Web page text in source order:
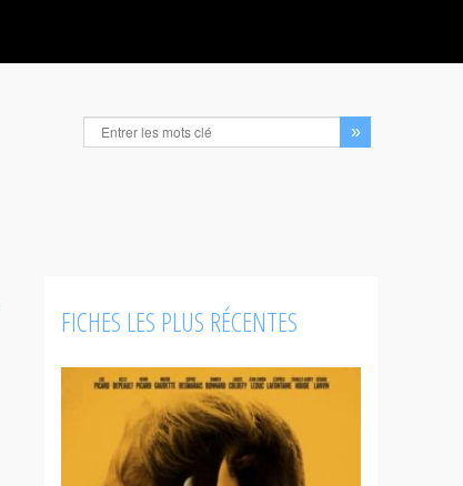
FICHES LES PLUS RÉCENTES